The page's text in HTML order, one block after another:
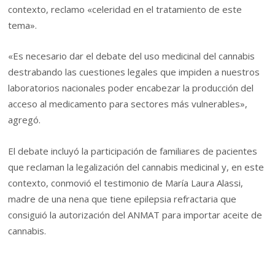
contexto, reclamo «celeridad en el tratamiento de este
tema».
«Es necesario dar el debate del uso medicinal del cannabis
destrabando las cuestiones legales que impiden a nuestros
laboratorios nacionales poder encabezar la producción del
acceso al medicamento para sectores más vulnerables»,
agregó.
El debate incluyó la participación de familiares de pacientes
que reclaman la legalización del cannabis medicinal y, en este
contexto, conmovió el testimonio de María Laura Alassi,
madre de una nena que tiene epilepsia refractaria que
consiguió la autorización del ANMAT para importar aceite de
cannabis.